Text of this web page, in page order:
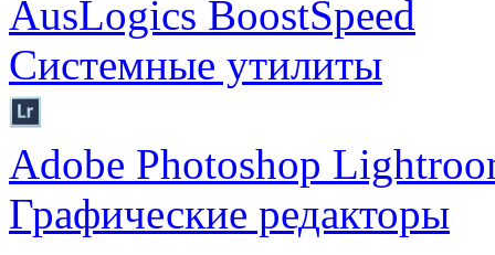
AusLogics BoostSpeed
Системные утилиты
Adobe Photoshop
Графические редакторы